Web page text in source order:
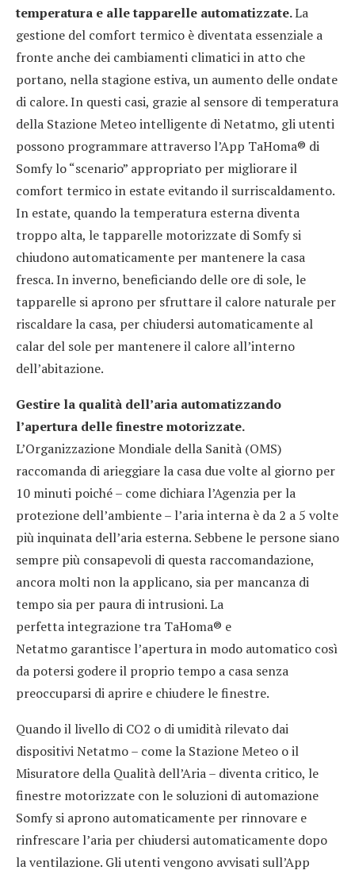
temperatura e alle tapparelle automatizzate.La
gestione del comfort termico è diventata essenziale a
fronte anche dei cambiamenti climatici in atto che
portano, nella stagione estiva, un aumento delle ondate
di calore. In questi casi, grazie al sensore di temperatura
della Stazione Meteo intelligente di Netatmo, gli utenti
possono programmare attraverso l’App TaHoma® di
Somfy lo “scenario” appropriato per migliorare il
comfort termico in estate evitando il surriscaldamento.
In estate, quando la temperatura esterna diventa
troppo alta, le tapparelle motorizzate di Somfy si
chiudono automaticamente per mantenere la casa
fresca. In inverno, beneficiando delle ore di sole, le
tapparelle si aprono per sfruttare il calore naturale per
riscaldare la casa, per chiudersi automaticamente al
calar del sole per mantenere il calore all’interno
dell’abitazione.
Gestire la qualità dell’aria automatizzando
l’apertura delle finestre motorizzate.
L’Organizzazione Mondiale della Sanità (OMS)
raccomanda di arieggiare la casa due volte al giorno per
10 minuti poiché – come dichiara l’Agenzia per la
protezione dell’ambiente – l’aria interna è da 2 a 5 volte
più inquinata dell’aria esterna. Sebbene le persone siano
sempre più consapevoli di questa raccomandazione,
ancora molti non la applicano, sia per mancanza di
tempo sia per paura di intrusioni. La
perfetta integrazione tra TaHoma® e
Netatmo garantisce l’apertura in modo automatico così
da potersi godere il proprio tempo a casa senza
preoccuparsi di aprire e chiudere le finestre.
Quando il livello di CO2 o di umidità rilevato dai
dispositivi Netatmo – come la Stazione Meteo o il
Misuratore della Qualità dell’Aria – diventa critico, le
finestre motorizzate con le soluzioni di automazione
Somfy si aprono automaticamente per rinnovare e
rinfrescare l’aria per chiudersi automaticamente dopo
la ventilazione. Gli utenti vengono avvisati sull’App